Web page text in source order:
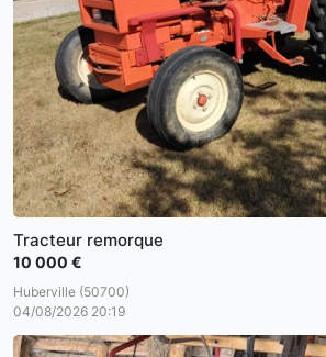
Tracteur remorque
10 000 €
Huberville (50700)
04/08/2026 20:19